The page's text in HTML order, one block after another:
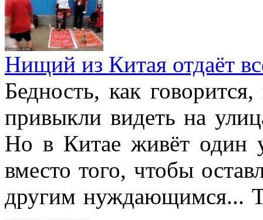
Нищий из Китая отдаёт
Бедность, как
привыкли видеть на
Но в Китае живёт один
вместо того, чтобы
другим нуждающимся...